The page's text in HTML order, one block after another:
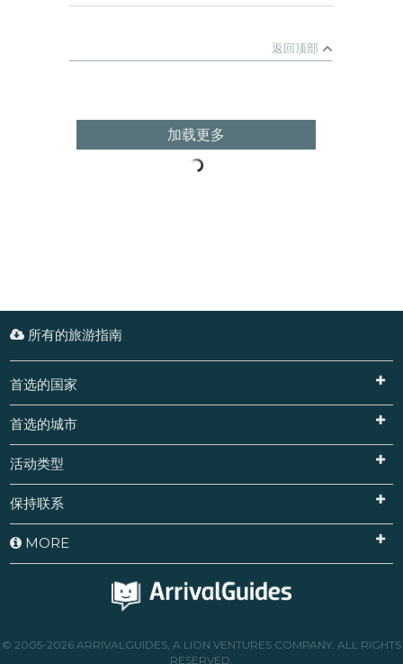
返回顶部
加载更多
所有的旅游指南
首选的国家
首选的城市
活动类型
保持联系
MORE
© 2005-2026 ARRIVALGUIDES, A LION VENTURES COMPANY. ALL RIGHTS
RESERVED.